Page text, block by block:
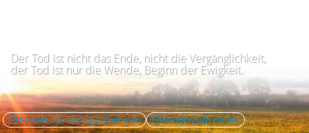
Der Tod ist nicht das Ende, nicht die Vergänglichkeit,
der Tod ist nur die Wende, Beginn der Ewigkeit.
Kontakt zum Verlag aufnehmen Mëssbrauch mellen